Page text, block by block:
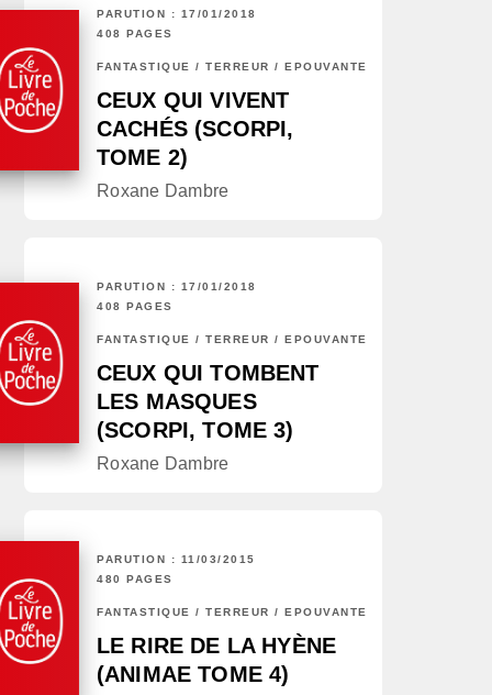
PARUTION : 17/01/2018
408 PAGES
FANTASTIQUE / TERREUR / EPOUVANTE
CEUX QUI VIVENT
CACHÉS (SCORPI,
TOME 2)
Roxane Dambre
PARUTION : 17/01/2018
408 PAGES
FANTASTIQUE / TERREUR / EPOUVANTE
CEUX QUI TOMBENT
LES MASQUES
(SCORPI, TOME 3)
Roxane Dambre
PARUTION : 11/03/2015
480 PAGES
FANTASTIQUE / TERREUR / EPOUVANTE
LE RIRE DE LA HYÈNE
(ANIMAE TOME 4)